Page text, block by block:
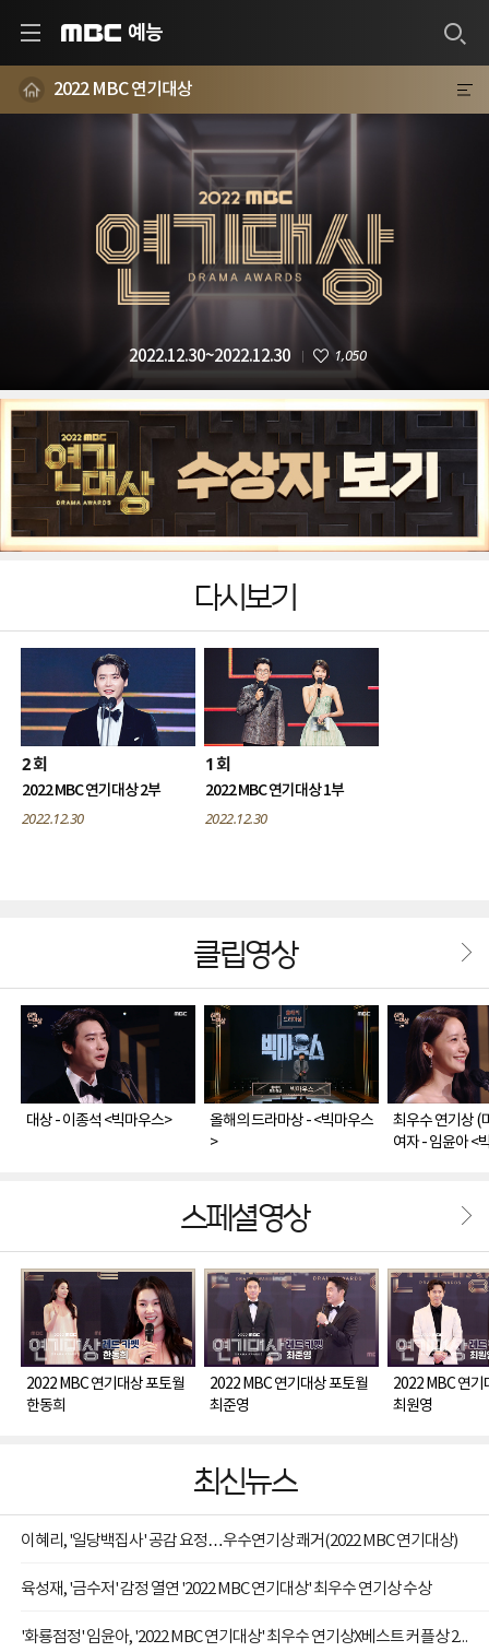
예능
2022 MBC 연기대상
2022.12.30~2022.12.30 1,050
다시보기
2회
2022 MBC 연기대상 2부
2022.12.30
1회
2022 MBC 연기대상 1부
2022.12.30
클립영상
대상 - 이종석 <빅마우스>
올해의 드라마상 - <빅마우스
>
최우수 연기상 (
여자 - 임윤아 <
스페셜영상
2022 MBC 연기대상 포토월
한동희
2022 MBC 연기대상 포토월
최준영
2022 MBC 연기
최원영
최신뉴스
이혜리, '일당백집사' 공감 요정…우수연기상 쾌거(2022 MBC 연기대상)
육성재, '금수저' 감정 열연 '2022 MBC 연기대상' 최우수 연기상 수상
'화룡점정' 임윤아, '2022 MBC 연기대상' 최우수 연기상X베스트 커플상 2관왕